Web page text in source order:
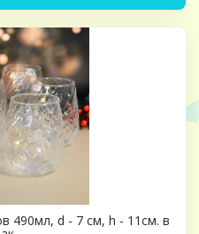
490мл, d - 7 см, h - 11см. в